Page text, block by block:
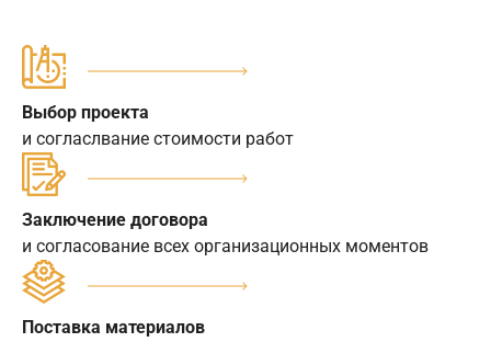
Выбор проекта
и согласлвание стоимости работ
Заключение договора
и согласование всех организационных моментов
Поставка материалов